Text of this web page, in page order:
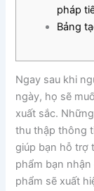
pháp
Bảng
Ngay sau khi
ngày, họ sẽ
xuất sắc.
thu thập thông
giúp bạn hỗ trợ
phẩm bạn
phẩm sẽ xuất